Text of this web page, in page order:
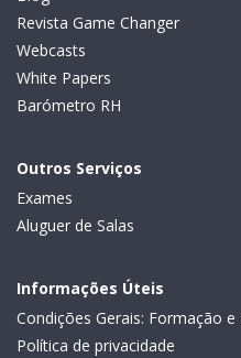
Revista Game Changer
Webcasts
White Papers
Barómetro RH
Outros Serviços
Exames
Aluguer de Salas
Informações Úteis
Condições Gerais: Formação e
Política de privacidade